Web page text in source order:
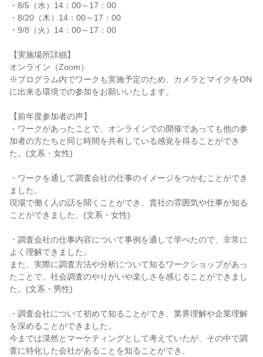
・8/5（水）14：00～17：00
・8/20（木）14：00～17：00
・9/8（火）14：00～17：00
【実施場所詳細】
オンライン（Zoom）
※プログラム内でワークも実施予定のため、カメラとマイクをON
に出来る環境での参加をお願いいたします。
【前年度参加者の声】
・ワークがあったことで、オンラインでの開催であっても他の参
加者の方たちと同じ時間を共有している感覚を得ることができ
た。(文系・女性)
・ワークを通して調査会社の仕事のイメージをつかむことができ
ました。
現場で働く人の話を聞くことができ、貴社の雰囲気や仕事が知る
ことができました。(文系・女性)
・調査会社の仕事内容について事例を通して学べたので、非常に
よく理解できました。
また、実際に調査方法や分析について知るワークショップがあっ
たことで、社会調査のやりがいや楽しさを感じることができまし
た。(文系・男性)
・調査会社について初めて知ることができ、業界理解や企業理解
を深めることができました。
今までは漠然とマーケティングとして考えていたが、その中で調
査に特化した会社があることを知ることができ、